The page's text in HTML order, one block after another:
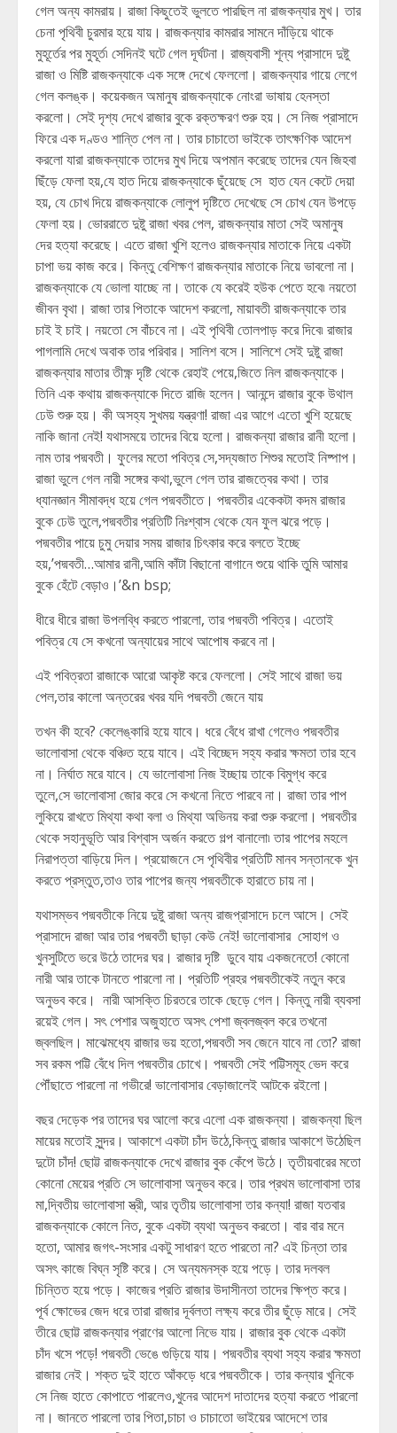
গেল অন্য কামরায়। রাজা কিছুতেই ভুলতে পারছিল না রাজকন্যার মুখ। তার
চেনা পৃথিবী চুরমার হয়ে যায়। রাজকন্যার কামরার সামনে দাঁড়িয়ে থাকে
মুহূর্তের পর মুহূর্ত৷ সেদিনই ঘটে গেল দূর্ঘটনা। রাজ্যবাসী শূন্য প্রাসাদে দুষ্টু
রাজা ও মিষ্টি রাজকন্যাকে এক সঙ্গে দেখে ফেললো। রাজকন্যার গায়ে লেগে
গেল কলঙ্ক। কয়েকজন অমানুষ রাজকন্যাকে নোংরা ভাষায় হেনস্তা
করলো। সেই দৃশ্য দেখে রাজার বুকে রক্তক্ষরণ শুরু হয়। সে নিজ প্রাসাদে
ফিরে এক দণ্ডও শান্তি পেল না। তার চাচাতো ভাইকে তাৎক্ষণিক আদেশ
করলো যারা রাজকন্যাকে তাদের মুখ দিয়ে অপমান করেছে তাদের যেন জিহবা
ছিঁড়ে ফেলা হয়,যে হাত দিয়ে রাজকন্যাকে ছুঁয়েছে সে হাত যেন কেটে দেয়া
হয়, যে চোখ দিয়ে রাজকন্যাকে লোলুপ দৃষ্টিতে দেখেছে সে চোখ যেন উপড়ে
ফেলা হয়। ভোররাতে দুষ্টু রাজা খবর পেল, রাজকন্যার মাতা সেই অমানুষ
দের হত্যা করেছে। এতে রাজা খুশি হলেও রাজকন্যার মাতাকে নিয়ে একটা
চাপা ভয় কাজ করে। কিন্তু বেশিক্ষণ রাজকন্যার মাতাকে নিয়ে ভাবলো না।
রাজকন্যাকে যে ভোলা যাচ্ছে না। তাকে যে করেই হউক পেতে হবে৷ নয়তো
জীবন বৃথা। রাজা তার পিতাকে আদেশ করলো, মায়াবতী রাজকন্যাকে তার
চাই ই চাই। নয়তো সে বাঁচবে না। এই পৃথিবী তোলপাড় করে দিবে৷ রাজার
পাগলামি দেখে অবাক তার পরিবার। সালিশ বসে। সালিশে সেই দুষ্টু রাজা
রাজকন্যার মাতার তীক্ষ্ণ দৃষ্টি থেকে রেহাই পেয়ে,জিতে নিল রাজকন্যাকে।
তিনি এক কথায় রাজকন্যাকে দিতে রাজি হলেন। আনন্দে রাজার বুকে উথাল
ঢেউ শুরু হয়। কী অসহ্য সুখময় যন্ত্রণা! রাজা এর আগে এতো খুশি হয়েছে
নাকি জানা নেই! যথাসময়ে তাদের বিয়ে হলো। রাজকন্যা রাজার রানী হলো।
নাম তার পদ্মবতী। ফুলের মতো পবিত্র সে,সদ্যজাত শিশুর মতোই নিষ্পাপ।
রাজা ভুলে গেল নারী সঙ্গের কথা,ভুলে গেল তার রাজত্বের কথা। তার
ধ্যানজ্ঞান সীমাবদ্ধ হয়ে গেল পদ্মবতীতে। পদ্মবতীর একেকটা কদম রাজার
বুকে ঢেউ তুলে,পদ্মবতীর প্রতিটি নিঃশ্বাস থেকে যেন ফুল ঝরে পড়ে।
পদ্মবতীর পায়ে চুমু দেয়ার সময় রাজার চিৎকার করে বলতে ইচ্ছে
হয়,’পদ্মবতী…আমার রানী,আমি কাঁটা বিছানো বাগানে শুয়ে থাকি তুমি আমার
বুকে হেঁটে বেড়াও।’&n bsp;
ধীরে ধীরে রাজা উপলব্ধি করতে পারলো, তার পদ্মবতী পবিত্র। এতোই
পবিত্র যে সে কখনো অন্যায়ের সাথে আপোষ করবে না।
এই পবিত্রতা রাজাকে আরো আকৃষ্ট করে ফেললো। সেই সাথে রাজা ভয়
পেল,তার কালো অন্তরের খবর যদি পদ্মবতী জেনে যায়
তখন কী হবে? কেলেঙ্কারি হয়ে যাবে। ধরে বেঁধে রাখা গেলেও পদ্মবতীর
ভালোবাসা থেকে বঞ্চিত হয়ে যাবে। এই বিচ্ছেদ সহ্য করার ক্ষমতা তার হবে
না। নির্ঘাত মরে যাবে। যে ভালোবাসা নিজ ইচ্ছায় তাকে বিমুগ্ধ করে
তুলে,সে ভালোবাসা জোর করে সে কখনো নিতে পারবে না। রাজা তার পাপ
লুকিয়ে রাখতে মিথ্যা কথা বলা ও মিথ্যা অভিনয় করা শুরু করলো। পদ্মবতীর
থেকে সহানুভূতি আর বিশ্বাস অর্জন করতে গল্প বানালো৷ তার পাপের মহলে
নিরাপত্তা বাড়িয়ে দিল। প্রয়োজনে সে পৃথিবীর প্রতিটি মানব সন্তানকে খুন
করতে প্রস্তুত,তাও তার পাপের জন্য পদ্মবতীকে হারাতে চায় না।
যথাসম্ভব পদ্মবতীকে নিয়ে দুষ্টু রাজা অন্য রাজপ্রাসাদে চলে আসে। সেই
প্রাসাদে রাজা আর তার পদ্মবতী ছাড়া কেউ নেই! ভালোবাসার সোহাগ ও
খুনসুটিতে ভরে উঠে তাদের ঘর। রাজার দৃষ্টি ডুবে যায় একজনেতে! কোনো
নারী আর তাকে টানতে পারলো না। প্রতিটি প্রহর পদ্মবতীকেই নতুন করে
অনুভব করে। নারী আসক্তি চিরতরে তাকে ছেড়ে গেল। কিন্তু নারী ব্যবসা
রয়েই গেল। সৎ পেশার অজুহাতে অসৎ পেশা জ্বলজ্বল করে তখনো
জ্বলছিল। মাঝেমধ্যে রাজার ভয় হতো,পদ্মবতী সব জেনে যাবে না তো? রাজা
সব রকম পট্টি বেঁধে দিল পদ্মবতীর চোখে। পদ্মবতী সেই পট্টিসমূহ ভেদ করে
পৌঁছাতে পারলো না গভীরে! ভালোবাসার বেড়াজালেই আটকে রইলো।
বছর দেড়েক পর তাদের ঘর আলো করে এলো এক রাজকন্যা। রাজকন্যা ছিল
মায়ের মতোই সুন্দর। আকাশে একটা চাঁদ উঠে,কিন্তু রাজার আকাশে উঠেছিল
দুটো চাঁদ! ছোট্ট রাজকন্যাকে দেখে রাজার বুক কেঁপে উঠে। তৃতীয়বারের মতো
কোনো মেয়ের প্রতি সে ভালোবাসা অনুভব করে। তার প্রথম ভালোবাসা তার
মা,দ্বিতীয় ভালোবাসা স্ত্রী, আর তৃতীয় ভালোবাসা তার কন্যা! রাজা যতবার
রাজকন্যাকে কোলে নিত, বুকে একটা ব্যথা অনুভব করতো। বার বার মনে
হতো, আমার জগৎ-সংসার একটু সাধারণ হতে পারতো না? এই চিন্তা তার
অসৎ কাজে বিঘ্ন সৃষ্টি করে। সে অন্যমনস্ক হয়ে পড়ে। তার দলবল
চিন্তিত হয়ে পড়ে। কাজের প্রতি রাজার উদাসীনতা তাদের ক্ষিপ্ত করে।
পূর্ব ক্ষোভের জেদ ধরে তারা রাজার দূর্বলতা লক্ষ্য করে তীর ছুঁড়ে মারে। সেই
তীরে ছোট্ট রাজকন্যার প্রাণের আলো নিভে যায়। রাজার বুক থেকে একটা
চাঁদ খসে পড়ে! পদ্মবতী ভেঙে গুড়িয়ে যায়। পদ্মবতীর ব্যথা সহ্য করার ক্ষমতা
রাজার নেই। শক্ত দুই হাতে আঁকড়ে ধরে পদ্মবতীকে। তার কন্যার খুনিকে
সে নিজ হাতে কোপাতে পারলেও,খুনের আদেশ দাতাদের হত্যা করতে পারলো
না। জানতে পারলো তার পিতা,চাচা ও চাচাতো ভাইয়ের আদেশে তার